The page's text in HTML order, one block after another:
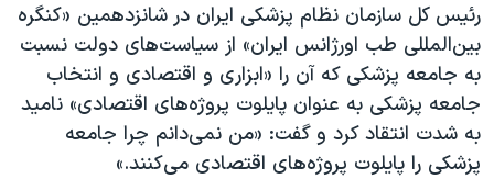
رئیس کل سازمان نظام پزشکی ایران در شانزدهمین «کنگره
بین‌المللی طب اورژانس ایران» از سیاست‌های دولت نسبت
به جامعه پزشکی که آن را «ابزاری و اقتصادی و انتخاب
جامعه پزشکی به عنوان پایلوت پروژه‌های اقتصادی» نامید
به شدت انتقاد کرد و گفت: «من نمی‌دانم چرا جامعه
پزشکی را پایلوت پروژه‌های اقتصادی می‌کنند.»